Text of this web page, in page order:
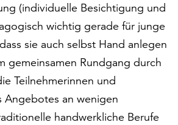
(individuelle Besichtigung und
wichtig gerade für junge
sie auch selbst Hand anlegen
gemeinsamen Rundgang durch
Teilnehmerinnen und
Angebotes an wenigen
handwerkliche Berufe